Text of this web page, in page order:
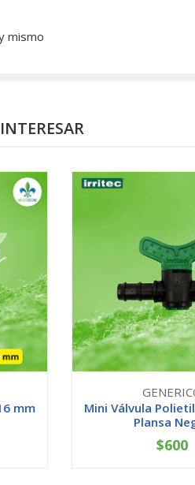
mismo
mm
Mini Válvula
Plansa
+
$600